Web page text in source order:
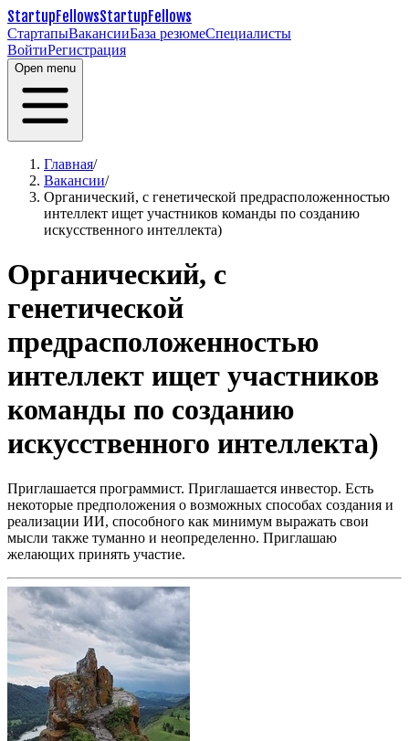
StartupFellowsStartupFellows
СтартапыВакансииБаза резюмеСпециалисты
ВойтиРегистрация
Open menu
Главная/
Вакансии/
Органический, с генетической предрасположенностью
интеллект ищет участников команды по созданию
искусственного интеллекта)
Органический, с
генетической
предрасположенностью
интеллект ищет участников
команды по созданию
искусственного интеллекта)
Приглашается программист. Приглашается инвестор. Есть
некоторые предположения о возможных способах создания и
реализации ИИ, способного как минимум выражать свои
мысли также туманно и неопределенно. Приглашаю
желающих принять участие.